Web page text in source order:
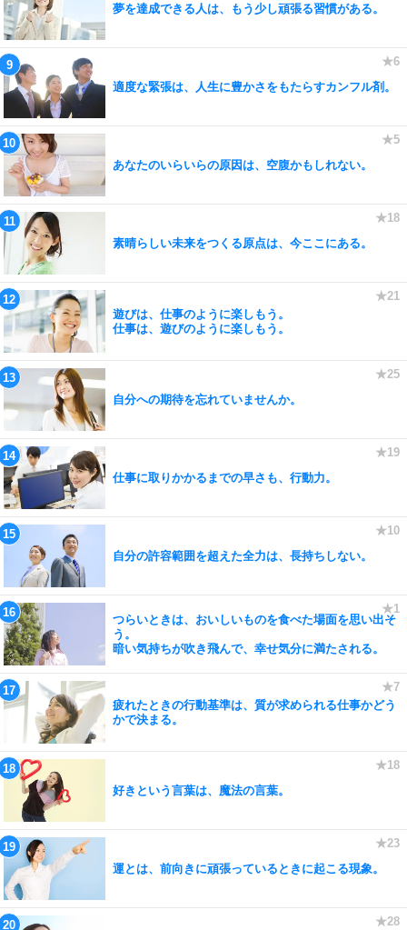
夢を達成できる人は、もう少し頑張る習慣がある。
適度な緊張は、人生に豊かさをもたらすカンフル剤。
あなたのいらいらの原因は、空腹かもしれない。
素晴らしい未来をつくる原点は、今ここにある。
遊びは、仕事のように楽しもう。
仕事は、遊びのように楽しもう。
自分への期待を忘れていませんか。
仕事に取りかかるまでの早さも、行動力。
自分の許容範囲を超えた全力は、長持ちしない。
つらいときは、おいしいものを食べた場面を思い出そ
う。
暗い気持ちが吹き飛んで、幸せ気分に満たされる。
疲れたときの行動基準は、質が求められる仕事かどう
かで決まる。
好きという言葉は、魔法の言葉。
運とは、前向きに頑張っているときに起こる現象。